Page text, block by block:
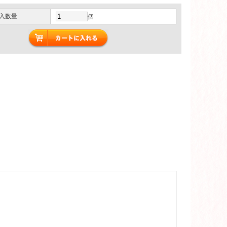
数量 個